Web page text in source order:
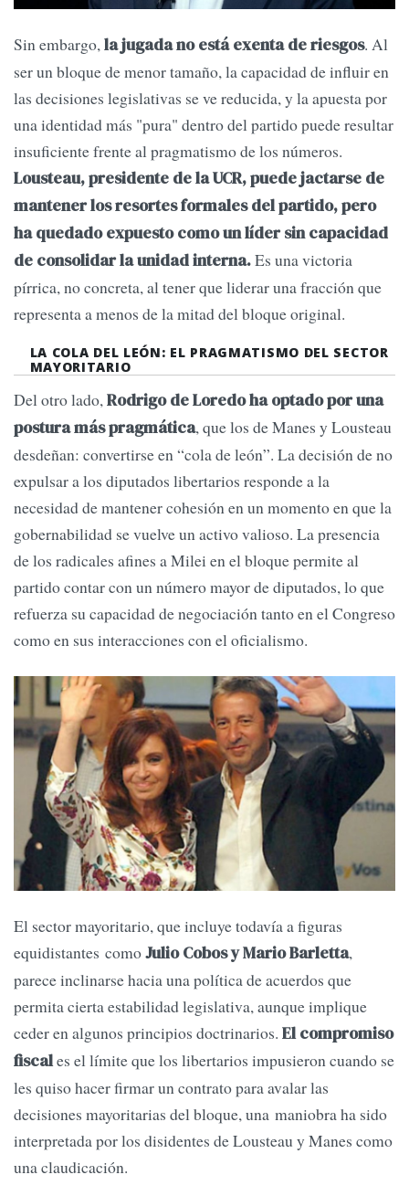
Sin embargo,la jugada no está exenta de riesgos. Al
ser un bloque de menor tamaño, la capacidad de influir en
las decisiones legislativas se ve reducida, y la apuesta por
una identidad más "pura" dentro del partido puede resultar
insuficiente frente al pragmatismo de los números.
Lousteau, presidente de la UCR, puede jactarse de
mantener los resortes formales del partido, pero
ha quedado expuesto como un líder sin capacidad
de consolidar la unidad interna.Es una victoria
pírrica, no concreta, al tener que liderar una fracción que
representa a menos de la mitad del bloque original.
LA COLA DEL LEÓN: EL PRAGMATISMO DEL SECTOR
MAYORITARIO
Del otro lado,Rodrigo de Loredo ha optado por una
postura más pragmática, que los de Manes y Lousteau
desdeñan: convertirse en “cola de león”. La decisión de no
expulsar a los diputados libertarios responde a la
necesidad de mantener cohesión en un momento en que la
gobernabilidad se vuelve un activo valioso. La presencia
de los radicales afines a Milei en el bloque permite al
partido contar con un número mayor de diputados, lo que
refuerza su capacidad de negociación tanto en el Congreso
como en sus interacciones con el oficialismo.
El sector mayoritario, que incluye todavía a figuras
equidistantes comoJulio Cobos y Mario Barletta,
parece inclinarse hacia una política de acuerdos que
permita cierta estabilidad legislativa, aunque implique
ceder en algunos principios doctrinarios. El compromiso
fiscales el límite que los libertarios impusieron cuando se
les quiso hacer firmar un contrato para avalar las
decisiones mayoritarias del bloque, una maniobra ha sido
interpretada por los disidentes de Lousteau y Manes como
una claudicación.